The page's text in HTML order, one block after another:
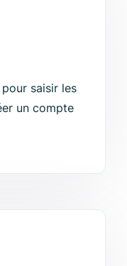
saisir les
un compte